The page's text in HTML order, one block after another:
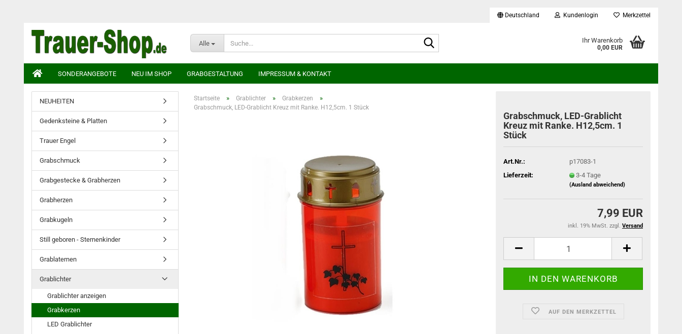
Deutschland Kundenlogin Merkzettel
Alle Ihr Warenkorb
0,00 EUR
SONDERANGEBOTE NEU IM SHOP GRABGESTALTUNG IMPRESSUM & KONTAKT
Startseite » Grablichter » Grabkerzen »
Grabschmuck, LED-Grablicht Kreuz mit Ranke. H12,5cm. 1 Stück
Grabschmuck, LED-Grablicht
Kreuz mit Ranke. H12,5cm. 1
Stück
Art.Nr.:
p17083-1
Lieferzeit:
3-4 Tage
(Ausland abweichend)
7,99 EUR
inkl. 19% MwSt. zzgl. Versand
AUF DEN MERKZETTEL
NEUHEITEN
Gedenksteine & Platten
Trauer Engel
Grabschmuck
Grabgestecke & Grabherzen
Grabherzen
Grabkugeln
Still geboren - Sternenkinder
Grablaternen
Grablichter
Grablichter anzeigen
Grabkerzen
LED Grablichter